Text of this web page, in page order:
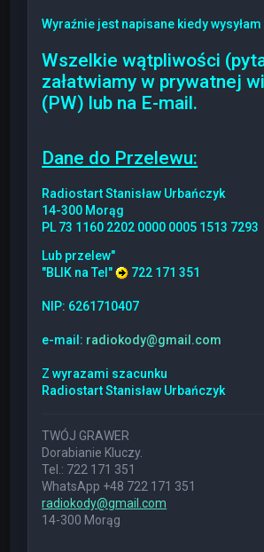
Wyraźnie jest napisane kiedy
Wszelkie wątpliwości
załatwiamy w prywatnej
(PW) lub na E-mail.
Dane do Przelewu:
Radiostart Stanisław Urbańczyk
14-300 Morąg
PL 73 1160 2202 0000 0005 1513 7293
Lub przelew"
"BLIK na Tel"
722 171 351
NIP: 6261710407
e-mail: radiokody@gmail.com
Z wyrazami szacunku
Radiostart Stanisław Urbańczyk
TWÓJ GRAWER
Dorabianie Kluczy.
Tel.: 722 171 351
WhatsApp +48 722 171 351
radiokody@gmail.com
14-300 Morąg